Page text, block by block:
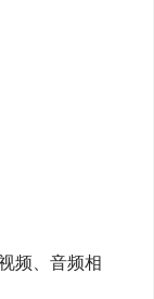
频、音频相